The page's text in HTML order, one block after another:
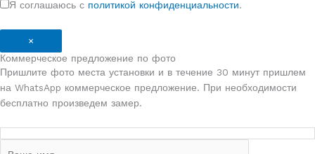
Я соглашаюсь с политикой конфиденциальности.
×
Коммерческое предложение по фото
Пришлите фото места установки и в течение 30 минут пришлем
на WhatsApp коммерческое предложение. При необходимости
бесплатно произведем замер.